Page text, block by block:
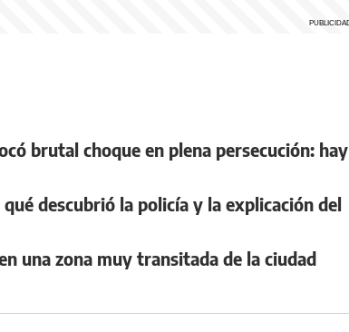
brutal choque en plena persecución: hay
descubrió la policía y la explicación del
una zona muy transitada de la ciudad